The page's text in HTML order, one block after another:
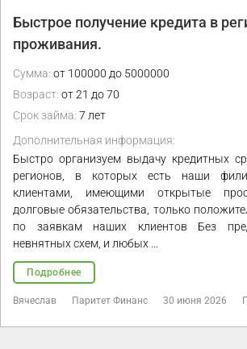
Быстрое получение кредита в
проживания.
Сумма: от 100000 до 5000000
Возраст: от 21 до 70
Срок займа: 7 лет
Дополнительная информация:
Быстро организуем выдачу кредитных
регионов, в которых есть наши
клиентами, имеющими открытые
долговые обязательства, только
по заявкам наших клиентов Без
невнятных схем, и любых …
Подробнее
Вячеслав Паритет Финанс 30 июня 2026